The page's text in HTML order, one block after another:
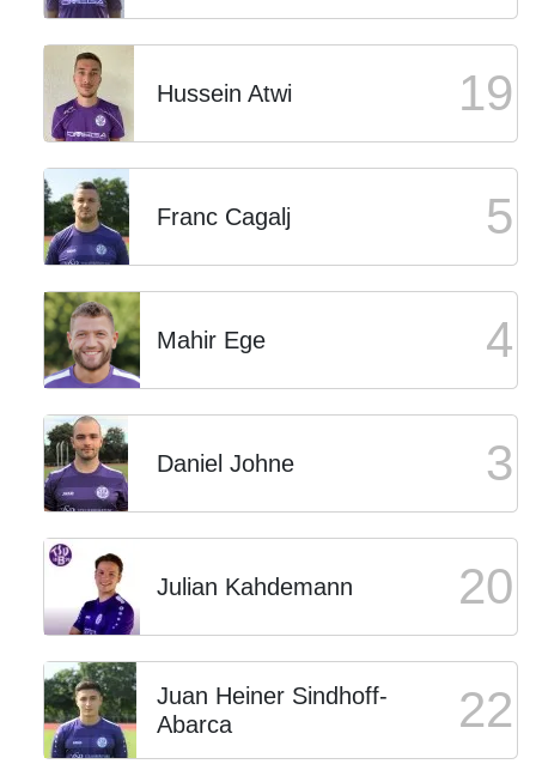
Hussein Atwi 19
Franc Cagalj 5
Mahir Ege 4
Daniel Johne 3
Julian Kahdemann 20
Juan Heiner Sindhoff-
Abarca
22